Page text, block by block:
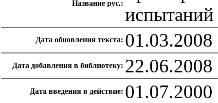
Название рус.:
испытаний
Дата обновления текста: 01.03.2008
Дата добавления в библиотеку: 22.06.2008
Дата введения в действие: 01.07.2000